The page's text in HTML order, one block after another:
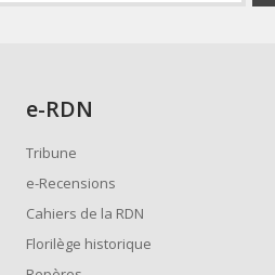
e-RDN
Tribune
e-Recensions
Cahiers de la RDN
Florilège historique